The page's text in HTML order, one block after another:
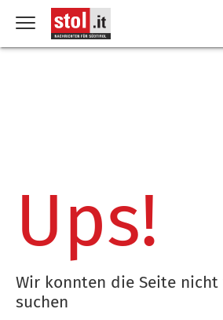
Ups!
Wir konnten die Seite
suchen